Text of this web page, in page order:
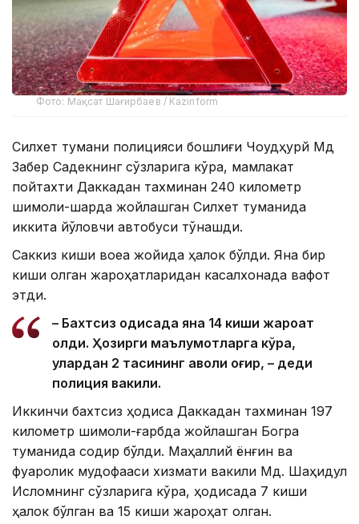
Фото: Мақсат Шағирбаев / Kazinform
Силхет тумани полицияси бошлиғи Чоудҳурй Мд
Забер Садекнинг сўзларига кўра, мамлакат
пойтахти Даккадан тахминан 240 километр
шимоли-шарқда жойлашган Силхет туманида
иккита йўловчи автобуси тўқнашди.
Саккиз киши воқеа жойида ҳалок бўлди. Яна бир
киши олган жароҳатларидан касалхонада вафот
этди.
– Бахтсиз ҳодисада яна 14 киши жароҳат
олди. Ҳозирги маълумотларга кўра,
улардан 2 тасининг аҳволи оғир, – деди
полиция вакили.
Иккинчи бахтсиз ҳодиса Даккадан тахминан 197
километр шимоли-ғарбда жойлашган Богра
туманида содир бўлди. Маҳаллий ёнғин ва
фуқаролик мудофааси хизмати вакили Мд. Шаҳидул
Исломнинг сўзларига кўра, ҳодисада 7 киши
ҳалок бўлган ва 15 киши жароҳат олган.